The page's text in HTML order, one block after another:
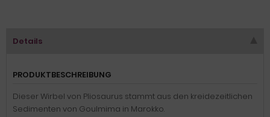
Details
PRODUKTBESCHREIBUNG
Dieser Wirbel von Pliosaurus stammt aus den kreidezeitlichen
Sedimenten von Goulmima in Marokko.